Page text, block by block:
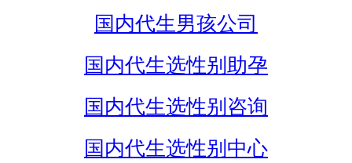
国内代生男孩公司
国内代生选性别助孕
国内代生选性别咨询
国内代生选性别中心